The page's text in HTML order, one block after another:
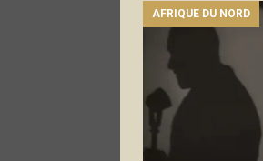
AFRIQUE DU NORD